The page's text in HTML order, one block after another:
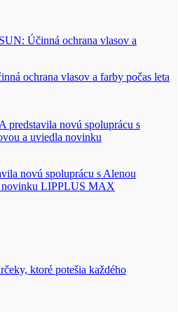
ochrana vlasov a farby počas leta
novú spoluprácu s Alenou
novinku LIPPLUS MAX